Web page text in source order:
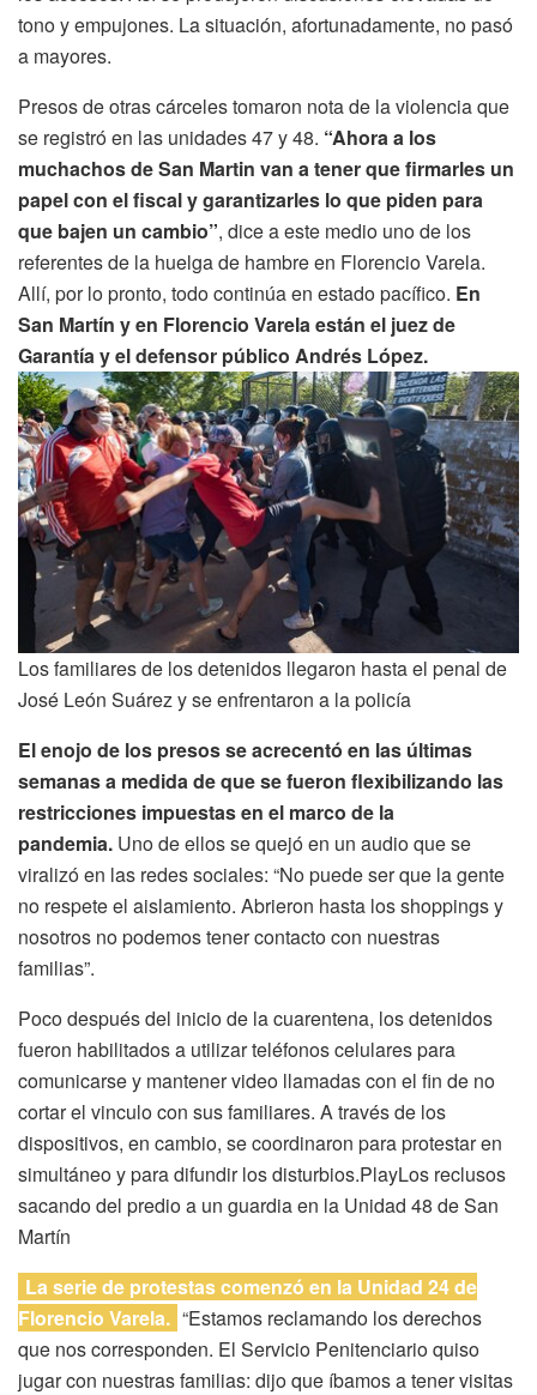
tono y empujones. La situación, afortunadamente, no pasó
a mayores.
Presos de otras cárceles tomaron nota de la violencia que
se registró en las unidades 47 y 48. “Ahora a los
muchachos de San Martin van a tener que firmarles un
papel con el fiscal y garantizarles lo que piden para
que bajen un cambio”, dice a este medio uno de los
referentes de la huelga de hambre en Florencio Varela.
Allí, por lo pronto, todo continúa en estado pacífico. En
San Martín y en Florencio Varela están el juez de
Garantía y el defensor público Andrés López.
Los familiares de los detenidos llegaron hasta el penal de
José León Suárez y se enfrentaron a la policía
El enojo de los presos se acrecentó en las últimas
semanas a medida de que se fueron flexibilizando las
restricciones impuestas en el marco de la
pandemia. Uno de ellos se quejó en un audio que se
viralizó en las redes sociales: “No puede ser que la gente
no respete el aislamiento. Abrieron hasta los shoppings y
nosotros no podemos tener contacto con nuestras
familias”.
Poco después del inicio de la cuarentena, los detenidos
fueron habilitados a utilizar teléfonos celulares para
comunicarse y mantener video llamadas con el fin de no
cortar el vinculo con sus familiares. A través de los
dispositivos, en cambio, se coordinaron para protestar en
simultáneo y para difundir los disturbios.PlayLos reclusos
sacando del predio a un guardia en la Unidad 48 de San
Martín
La serie de protestas comenzó en la Unidad 24 de
Florencio Varela. “Estamos reclamando los derechos
que nos corresponden. El Servicio Penitenciario quiso
jugar con nuestras familias: dijo que íbamos a tener visitas